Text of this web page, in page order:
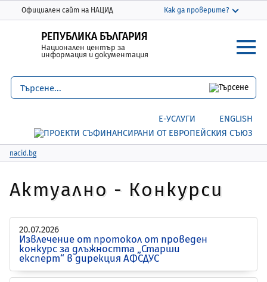
Моля,
обърнете
внимание:
включва
система
THIS SITE IN ENGLISH
Официален сайт на НАЦИД Как да проверите?
Домейнът nacid.bg принадлежи на
Националния център за информация и
Защитените уебсайтове използват HTTPS
се свързали безопасно с уебсайта nacid.bg
Споделяйте чувствителна информация
РЕПУБЛИКА БЪЛГАРИЯ
Национален център за
информация и документация
Е-УСЛУГИ ENGLISH
nacid.bg
Актуално - Конкурси
20.07.2026
Извлечение от протокол от проведен
конкурс за длъжността „Старши
експерт“ в дирекция АФСДУС